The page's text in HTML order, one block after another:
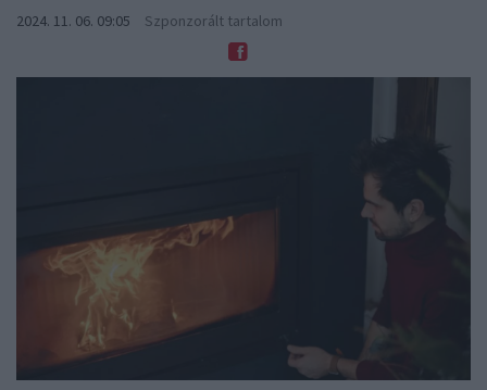
2024. 11. 06. 09:05 Szponzorált tartalom